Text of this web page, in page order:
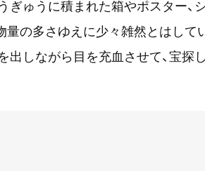
ぎゅうに積まれた箱やポスター、
量の多さゆえに少々雑然とはして
出しながら目を充血させて、宝探